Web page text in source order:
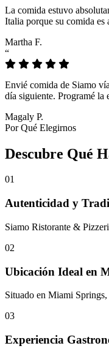
La comida estuvo
Italia porque su comida
Martha F.
“
Envié comida de Siamo
día siguiente. Programé la
Magaly P.
Por Qué Elegirnos
Descubre Qué
01
Autenticidad y
Siamo Ristorante &
02
Ubicación Ideal en
Situado en Miami
03
Experiencia